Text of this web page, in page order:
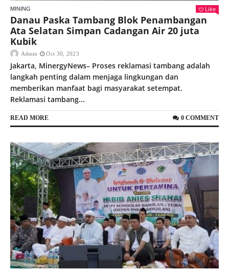
MINING Like
Danau Paska Tambang Blok Penambangan
Ata Selatan Simpan Cadangan Air 20 juta
Kubik
Admin Oct 30, 2023
Jakarta, MinergyNews– Proses reklamasi tambang adalah
langkah penting dalam menjaga lingkungan dan
memberikan manfaat bagi masyarakat setempat.
Reklamasi tambang...
READ MORE 0 COMMENT